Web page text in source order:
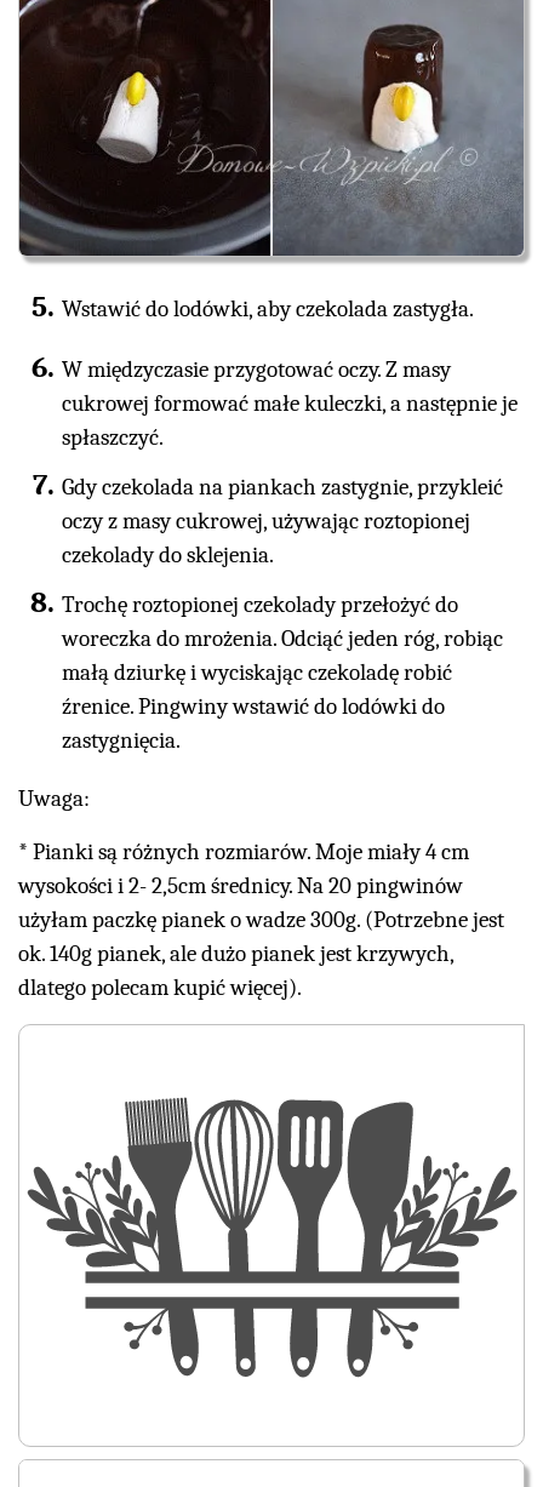
Wstawić do lodówki, aby czekolada zastygła.
W międzyczasie przygotować oczy. Z masy
cukrowej formować małe kuleczki, a następnie je
spłaszczyć.
Gdy czekolada na piankach zastygnie, przykleić
oczy z masy cukrowej, używając roztopionej
czekolady do sklejenia.
Trochę roztopionej czekolady przełożyć do
woreczka do mrożenia. Odciąć jeden róg, robiąc
małą dziurkę i wyciskając czekoladę robić
źrenice. Pingwiny wstawić do lodówki do
zastygnięcia.
Uwaga:
* Pianki są różnych rozmiarów. Moje miały 4 cm
wysokości i 2- 2,5cm średnicy. Na 20 pingwinów
użyłam paczkę pianek o wadze 300g. (Potrzebne jest
ok. 140g pianek, ale dużo pianek jest krzywych,
dlatego polecam kupić więcej).